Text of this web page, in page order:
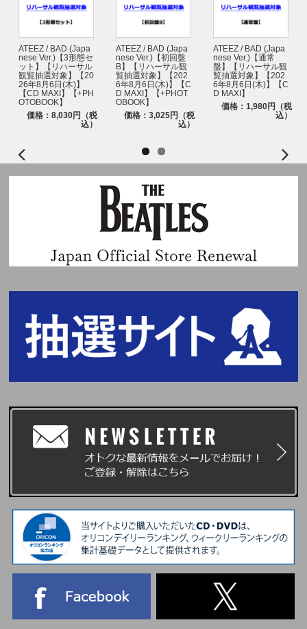
ATEEZ / BAD (Japa
nese Ver.)【3形態セ
ット】【リハーサル
観覧抽選対象】【20
26年8月6日(木)】
【CD MAXI】【+PH
OTOBOOK】
価格：8,030円（税
込）
ATEEZ / BAD (Japa
nese Ver.)【初回盤
B】【リハーサル観
覧抽選対象】【202
6年8月6日(木)】【C
D MAXI】【+PHOT
OBOOK】
価格：3,025円（税
込）
ATEEZ / BAD (Japa
nese Ver.)【通常
盤】【リハーサル観
覧抽選対象】【202
6年8月6日(木)】【C
D MAXI】
価格：1,980円（税
込）